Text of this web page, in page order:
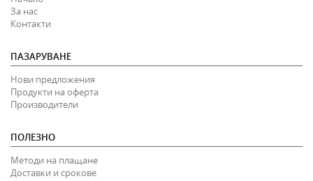
За нас
Контакти
ПАЗАРУВАНЕ
Нови предложения
Продукти на оферта
Производители
ПОЛЕЗНО
Методи на плащане
Доставки и срокове